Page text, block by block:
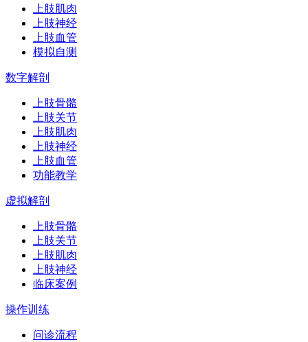
上肢肌肉
上肢神经
上肢血管
模拟自测
数字解剖
上肢骨骼
上肢关节
上肢肌肉
上肢神经
上肢血管
功能教学
虚拟解剖
上肢骨骼
上肢关节
上肢肌肉
上肢神经
临床案例
操作训练
问诊流程